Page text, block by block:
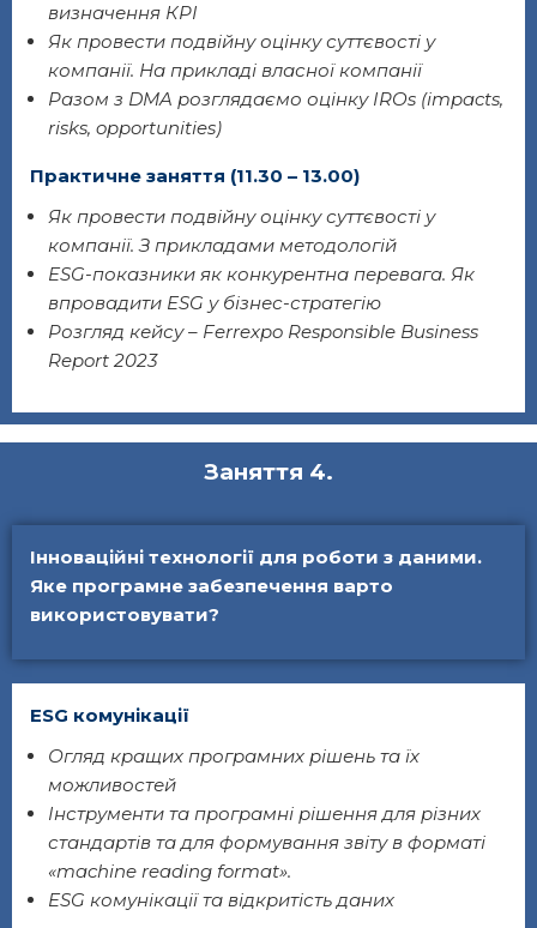
визначення КРІ
Як провести подвійну оцінку суттєвості у
компанії. На прикладі власної компанії
Разом з DMA розглядаємо оцінку IROs (impacts,
risks, opportunities)
Практичне заняття (11.30 – 13.00)
Як провести подвійну оцінку суттєвості у
компанії. З прикладами методологій
ESG-показники як конкурентна перевага. Як
впровадити ESG у бізнес-стратегію
Розгляд кейсу – Ferrexpo Responsible Business
Report 2023
Заняття 4.
Інноваційні технології для роботи з даними.
Яке програмне забезпечення варто
використовувати?
ESG комунікації
Огляд кращих програмних рішень та їх
можливостей
Інструменти та програмні рішення для різних
стандартів та для формування звіту в форматі
«machine reading format».
ESG комунікації та відкритість даних